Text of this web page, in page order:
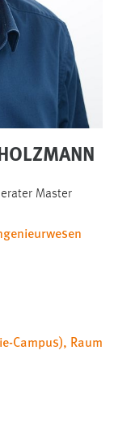
Master
Campus), Raum
Einverständnis-